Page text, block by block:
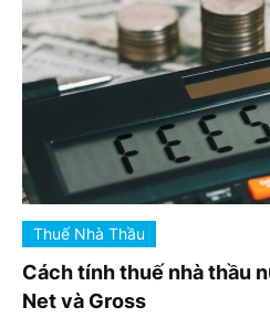
Thuế Nhà Thầu
Cách tính thuế nhà thầu
Net và Gross